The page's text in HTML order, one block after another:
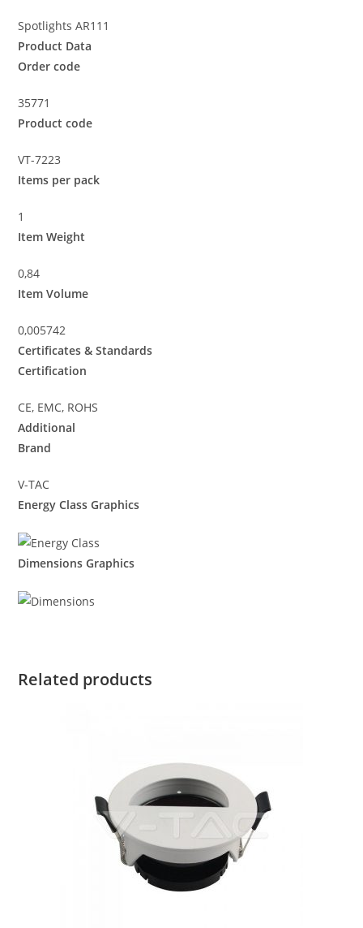
Spotlights AR111
Product Data
Order code
35771
Product code
VT-7223
Items per pack
1
Item Weight
0,84
Item Volume
0,005742
Certificates & Standards
Certification
CE, EMC, ROHS
Additional
Brand
V-TAC
Energy Class Graphics
Dimensions Graphics
Related products